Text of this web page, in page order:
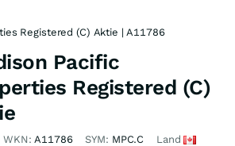
Registered (C) Aktie | A11786
Pacific
Registered (C)
WKN:A11786 SYM: MPC.C Land